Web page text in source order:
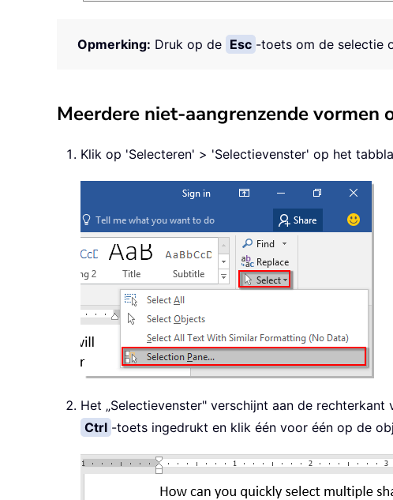
Opmerking: Druk op de Esc -toets om de selectie
Meerdere niet-aangrenzende vormen
Klik op 'Selecteren' > 'Selectievenster' op het
Het „Selectievenster" verschijnt aan de
Ctrl -toets ingedrukt en klik één voor één op de